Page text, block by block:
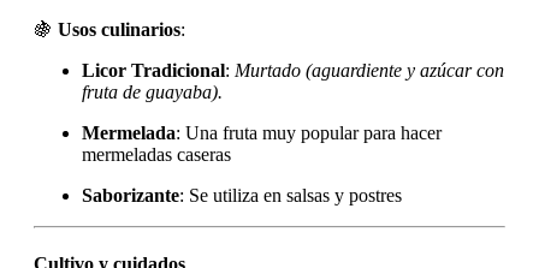
🍇 Usos culinarios:
Licor Tradicional: Murtado (aguardiente y azúcar con
fruta de guayaba).
Mermelada: Una fruta muy popular para hacer
mermeladas caseras
Saborizante: Se utiliza en salsas y postres
Cultivo y cuidados